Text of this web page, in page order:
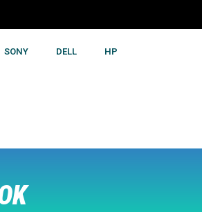
SONY DELL HP